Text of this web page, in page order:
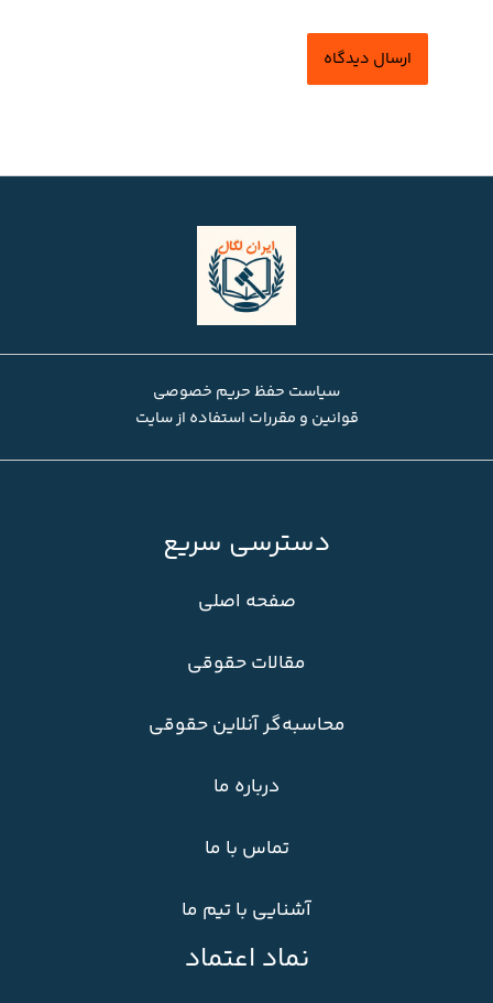
سیاست حفظ حریم خصوصی
قوانین و مقررات استفاده از سایت
دسترسی سریع
صفحه اصلی
مقالات حقوقی
محاسبه‌گر آنلاین حقوقی
درباره ما
تماس با ما
آشنایی با تیم ما
نماد اعتماد